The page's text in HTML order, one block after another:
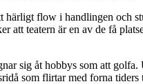
flow i handlingen
att teatern är en av de få
sig åt hobbys som att
som flirtar med forna